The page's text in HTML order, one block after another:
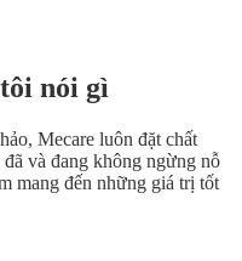
nói gì
Mecare luôn đặt chất
và đang không ngừng nỗ
mang đến những giá trị tốt